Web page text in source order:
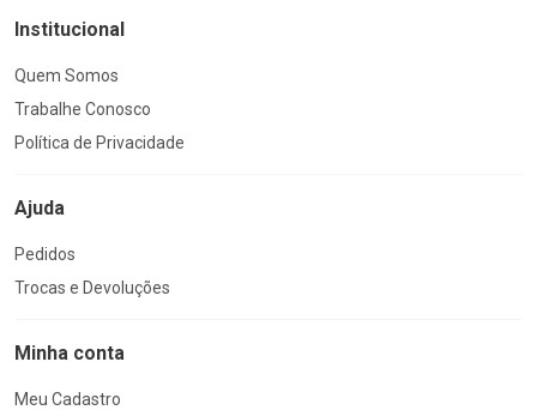
Institucional
Quem Somos
Trabalhe Conosco
Política de Privacidade
Ajuda
Pedidos
Trocas e Devoluções
Minha conta
Meu Cadastro